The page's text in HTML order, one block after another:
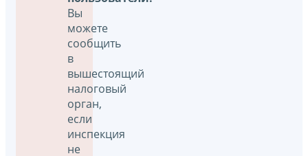
Вы
можете
сообщить
в
вышестоящий
налоговый
орган,
если
инспекция
не